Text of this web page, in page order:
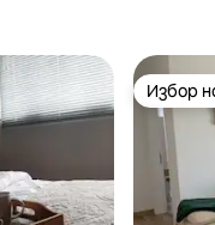
Избор
Избор